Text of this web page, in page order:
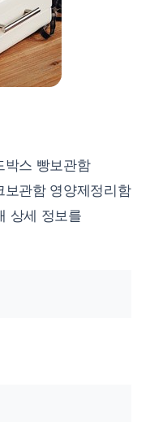
박스 빵보관함
보관함 영양제정리함
상세 정보를